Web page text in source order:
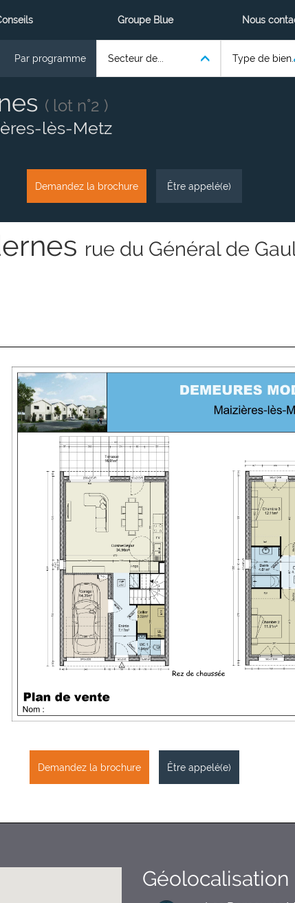
Groupe Blue Nous
Par programme Secteur de... Type de
( lot n°2 )
lès-Metz
Demandez la brochure Être appelé(e)
rue du Général de
Demandez la brochure Être appelé(e)
Géolocalisation